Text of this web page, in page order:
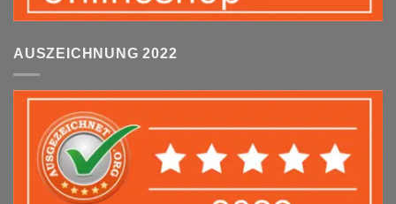
AUSZEICHNUNG 2022